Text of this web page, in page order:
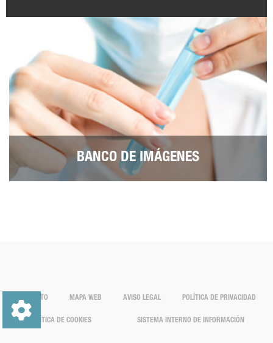
BANCO DE IMÁGENES
CONTACTO MAPA WEB AVISO LEGAL POLÍTICA DE PRIVACIDAD
POLÍTICA DE COOKIES SISTEMA INTERNO DE INFORMACIÓN